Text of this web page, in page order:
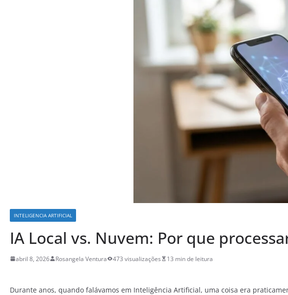
INTELIGENCIA ARTIFICIAL
IA Local vs. Nuvem: Por que
abril 8, 2026 Rosangela Ventura 473 visualizações 13 min de leitura
Durante anos, quando falávamos em Inteligência Artificial, uma coisa era